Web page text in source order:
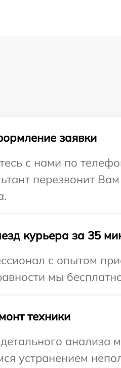
заявки
с нами по
перезвонит
курьера за 35
с опытом
мы
техники
анализа
устранением